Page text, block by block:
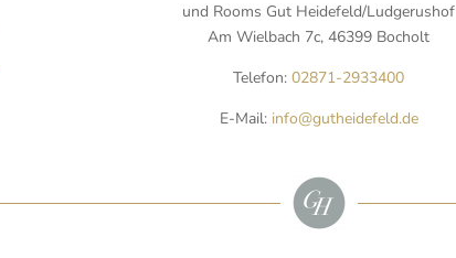
und Rooms Gut Heidefeld/Ludgerushof
Am Wielbach 7c, 46399 Bocholt
Telefon: 02871-2933400
E-Mail: info@gutheidefeld.de